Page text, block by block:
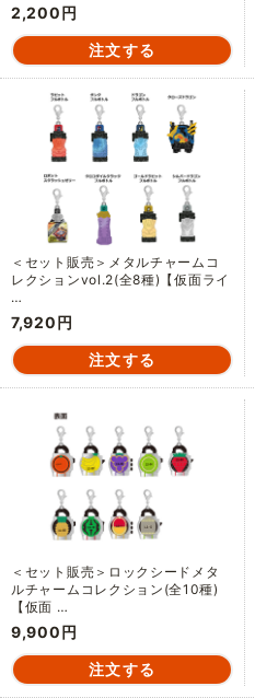
2,200円
＜セット販売＞メタルチャームコ
レクションvol.2(全8種)【仮面ライ
…
7,920円
＜セット販売＞ロックシードメタ
ルチャームコレクション(全10種)
【仮面 …
9,900円